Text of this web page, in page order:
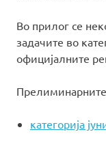
Во прилог се
задачите во
официјалните
Прелиминарните
категорија